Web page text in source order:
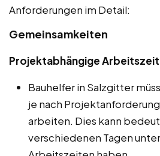
Anforderungen im Detail:
Gemeinsamkeiten
Projektabhängige
Bauhelfer in Salzgitter
je nach
arbeiten. Dies kann
verschiedenen Tagen